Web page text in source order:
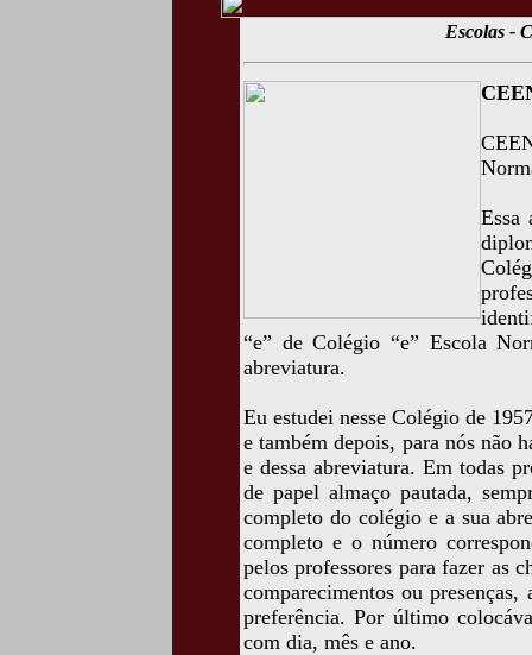
Escolas -
Essa
“e” de Colégio “e” Escola
abreviatura.
Eu estudei nesse Colégio de
e também depois, para nós não
e dessa abreviatura. Em todas
de papel almaço pautada,
completo do colégio e a sua
completo e o número
pelos professores para fazer as
comparecimentos ou presenças,
preferência. Por último
com dia, mês e ano.